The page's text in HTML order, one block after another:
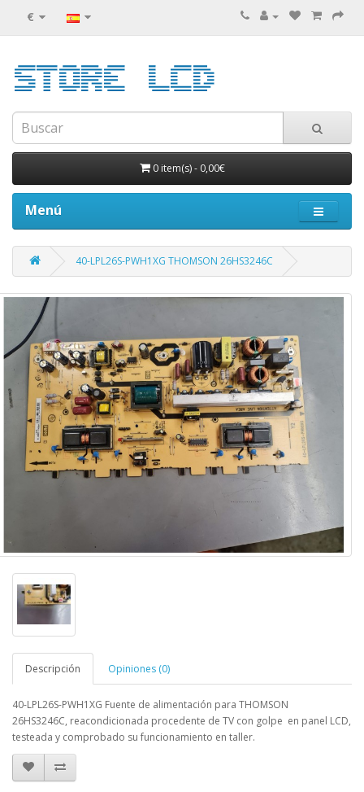
€
0 item(s)- 0,00€
Menú
40-LPL26S-PWH1XG THOMSON 26HS3246C
Descripción Opiniones (0)
40-LPL26S-PWH1XG Fuente de alimentación para THOMSON
26HS3246C, reacondicionada procedente de TV con golpe en panel LCD,
testeada y comprobado su funcionamiento en taller.